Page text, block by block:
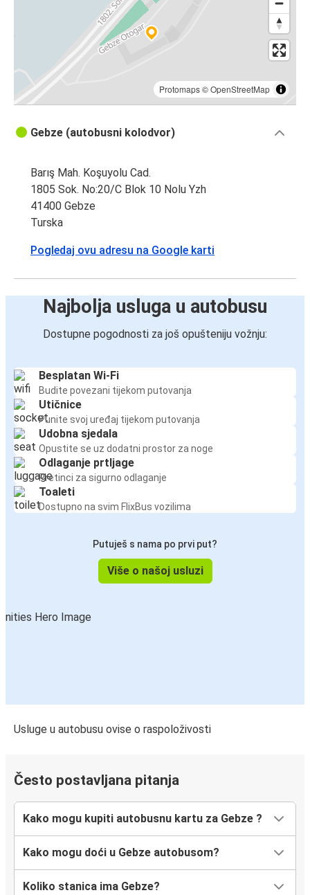
Protomaps©OpenStreetMap
Gebze (autobusni kolodvor)
Barış Mah. Koşuyolu Cad.
1805 Sok. No:20/C Blok 10 Nolu Yzh
41400 Gebze
Turska
Pogledaj ovu adresu na Google karti
Najbolja usluga u autobusu
Dostupne pogodnosti za još opušteniju vožnju:
Besplatan Wi-Fi
Budite povezani tijekom putovanja
Utičnice
Punite svoj uređaj tijekom putovanja
Udobna sjedala
Opustite se uz dodatni prostor za noge
Odlaganje prtljage
Pretinci za sigurno odlaganje
Toaleti
Dostupno na svim FlixBus vozilima
Putuješ s nama po prvi put?
Više o našoj usluzi
Usluge u autobusu ovise o raspoloživosti
Često postavljana pitanja
Kako mogu kupiti autobusnu kartu za Gebze ?
Kako mogu doći u Gebze autobusom?
Koliko stanica ima Gebze?